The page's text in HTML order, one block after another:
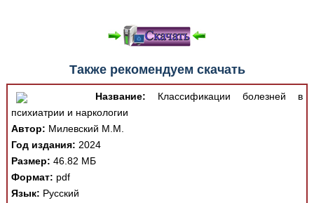
Также рекомендуем скачать
Название: Классификации болезней в
психиатрии и наркологии
Автор: Милевский М.М.
Год издания: 2024
Размер: 46.82 МБ
Формат: pdf
Язык: Русский